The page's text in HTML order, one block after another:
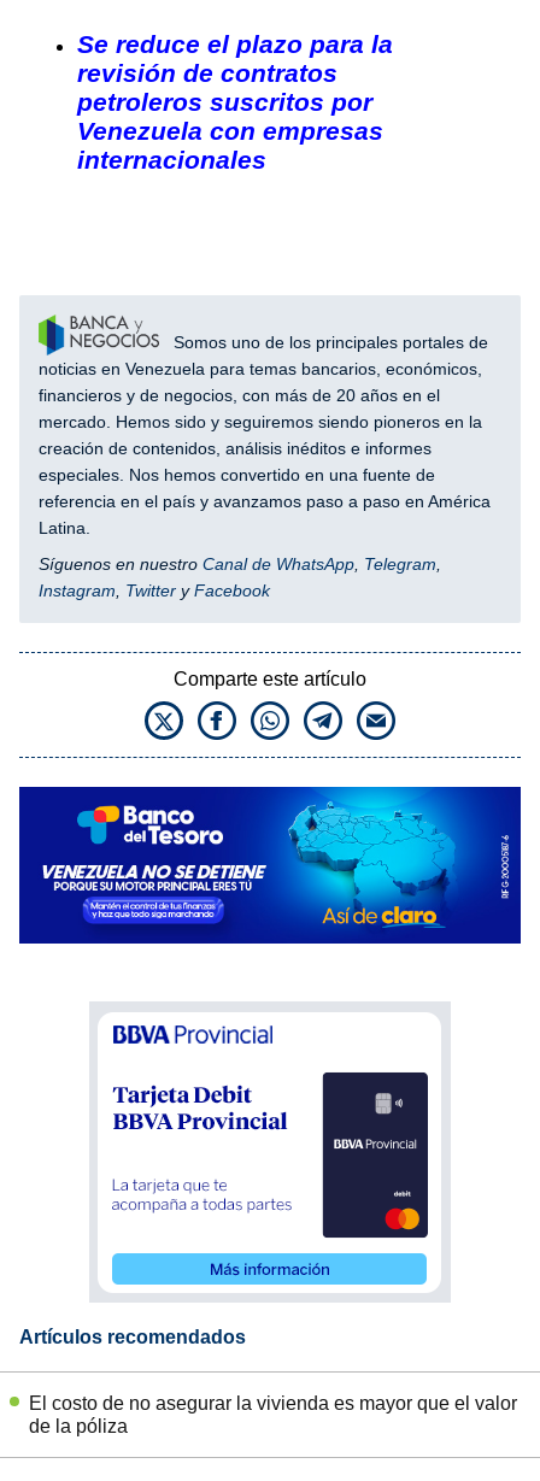
Se reduce el plazo para la
revisión de contratos
petroleros suscritos por
Venezuela con empresas
internacionales
Somos uno de los principales portales de
noticias en Venezuela para temas bancarios, económicos,
financieros y de negocios, con más de 20 años en el
mercado. Hemos sido y seguiremos siendo pioneros en la
creación de contenidos, análisis inéditos e informes
especiales. Nos hemos convertido en una fuente de
referencia en el país y avanzamos paso a paso en América
Latina.
Síguenos en nuestro Canal de WhatsApp Telegram
Instagram
Twitter yFacebook
Comparte este artículo
Artículos recomendados
El costo de no asegurar la vivienda es mayor que el valor
de la póliza